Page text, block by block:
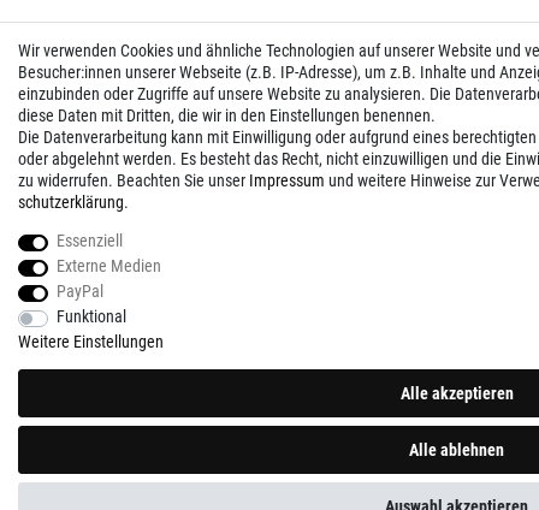
Wir verwenden Cookies und ähnliche Technologien auf unserer Website und
Besucher:innen unserer Webseite (z.B. IP-Adresse), um z.B. Inhalte und
einzubinden oder Zugriffe auf unsere Website zu analysieren. Die
diese Daten mit Dritten, die wir in den Einstellungen benennen.
Die Datenverarbeitung kann mit Einwilligung oder aufgrund eines
oder abgelehnt werden. Es besteht das Recht, nicht einzuwilligen und die
zu widerrufen. Beachten Sie unser Impressum und weitere Hinweise zur
schutz­erklärung.
Essenziell
Externe Medien
PayPal
Funktional
Weitere Einstellungen
Alle akzeptieren
Alle ablehnen
Auswahl akzeptieren